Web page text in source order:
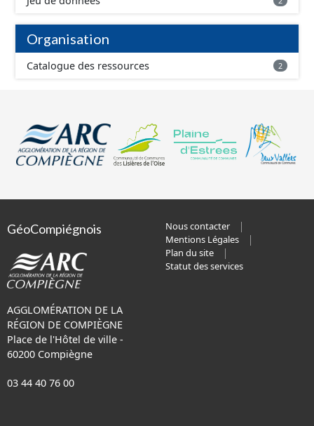
Organisation
Catalogue des ressources 2
GéoCompiégnois
AGGLOMÉRATION DE LA
RÉGION DE COMPIÈGNE
Place de l'Hôtel de ville -
60200 Compiègne
03 44 40 76 00
Nous contacter
Mentions Légales
Plan du site
Statut des services